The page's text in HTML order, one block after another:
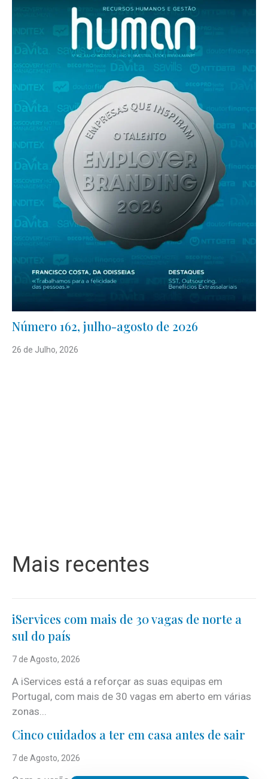
Número 162, julho-agosto de 2026
26 de Julho, 2026
Mais recentes
iServices com mais de 30 vagas de norte a
sul do país
7 de Agosto, 2026
A iServices está a reforçar as suas equipas em
Portugal, com mais de 30 vagas em aberto em várias
zonas...
Cinco cuidados a ter em casa antes de sair
7 de Agosto, 2026